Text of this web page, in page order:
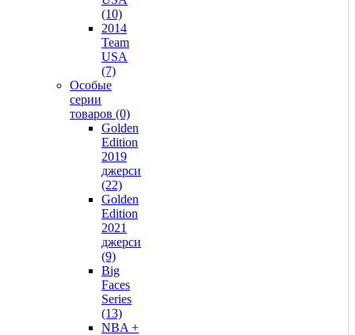
(10)
2014
Team
USA
(7)
Особые
серии
товаров (0)
Golden
Edition
2019
джерси
(22)
Golden
Edition
2021
джерси
(9)
Big
Faces
Series
(13)
NBA +